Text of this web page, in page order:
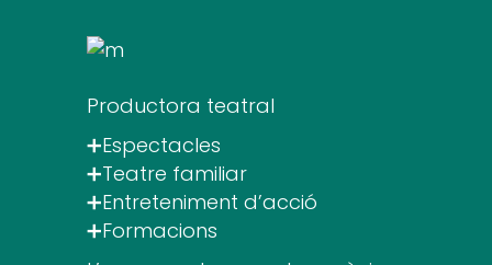
Productora teatral
➕Espectacles
➕Teatre familiar
➕Entreteniment d’acció
➕Formacions